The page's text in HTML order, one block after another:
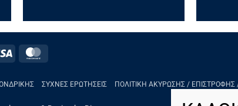
Visa
ΣΥΧΝΈΣ ΕΡΩΤΉΣΕΙΣ ΠΟΛΙΤΙΚΉ ΑΚΎΡΩΣΗΣ /